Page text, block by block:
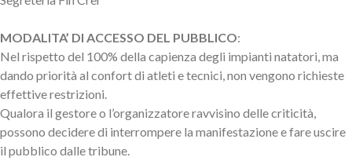
MODALITA’ DI ACCESSO DEL PUBBLICO:
Nel rispetto del 100% della capienza degli impianti natatori, ma
dando priorità al confort di atleti e tecnici, non vengono richieste
effettive restrizioni.
Qualora il gestore o l’organizzatore ravvisino delle criticità,
possono decidere di interrompere la manifestazione e fare uscire
il pubblico dalle tribune.